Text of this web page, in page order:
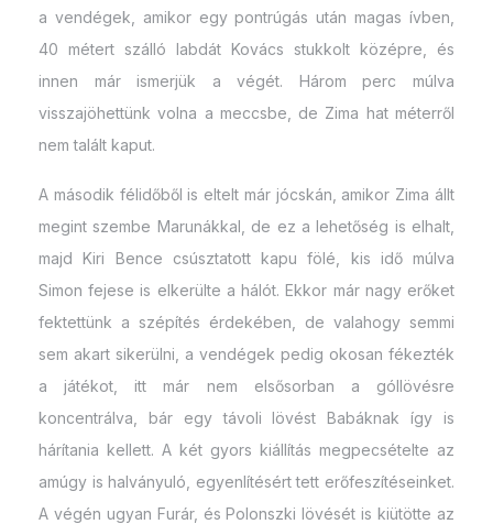
a vendégek, amikor egy pontrúgás után magas ívben,
40 métert szálló labdát Kovács stukkolt középre, és
innen már ismerjük a végét. Három perc múlva
visszajöhettünk volna a meccsbe, de Zima hat méterről
nem talált kaput.
A második félidőből is eltelt már jócskán, amikor Zima állt
megint szembe Marunákkal, de ez a lehetőség is elhalt,
majd Kiri Bence csúsztatott kapu fölé, kis idő múlva
Simon fejese is elkerülte a hálót. Ekkor már nagy erőket
fektettünk a szépítés érdekében, de valahogy semmi
sem akart sikerülni, a vendégek pedig okosan fékezték
a játékot, itt már nem elsősorban a góllövésre
koncentrálva, bár egy távoli lövést Babáknak így is
hárítania kellett. A két gyors kiállítás megpecsételte az
amúgy is halványuló, egyenlítésért tett erőfeszítéseinket.
A végén ugyan Furár, és Polonszki lövését is kiütötte az